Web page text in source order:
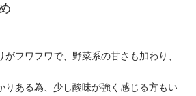
がフワフワで、野菜系の甘さも加わり、
りある為、少し酸味が強く感じる方もい